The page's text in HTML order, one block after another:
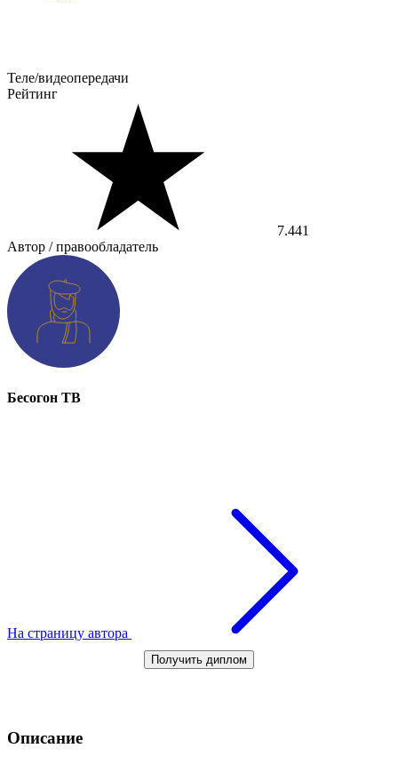
Теле/видеопередачи
Рейтинг
7.441
Автор / правообладатель
Бесогон ТВ
На страницу автора
Получить диплом
Описание